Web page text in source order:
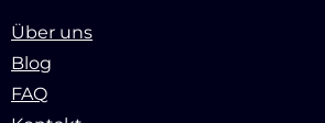
Über uns
Blog
FAQ